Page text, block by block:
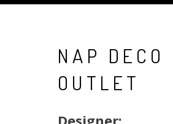
NAP
OUTLET
Designer: